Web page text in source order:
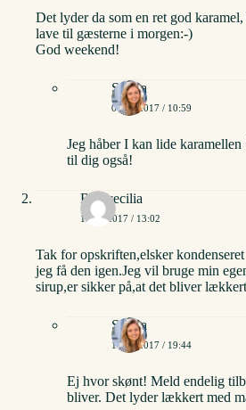
Det lyder da som en ret god
lave til gæsterne i morgen:-)
God weekend!
Stinna
04/03/2017 / 10:59
Jeg håber I kan lide
til dig også!
Rita cecilia
13/05/2017 / 13:02
Tak for opskriften,elsker
jeg få den igen.Jeg vil bruge min
sirup,er sikker på,at det bliver
Stinna
13/05/2017 / 19:44
Ej hvor skønt! Meld endelig
bliver. Det lyder lækkert med